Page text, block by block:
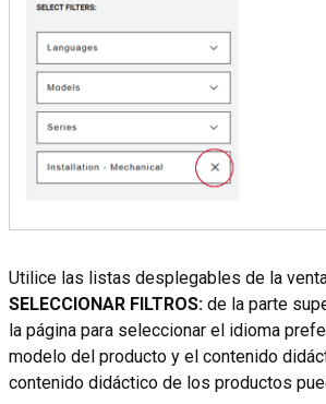
Utilice las listas desplegables de la
SELECCIONAR FILTROS: de la parte
la página para seleccionar el idioma
modelo del producto y el contenido
contenido didáctico de los productos